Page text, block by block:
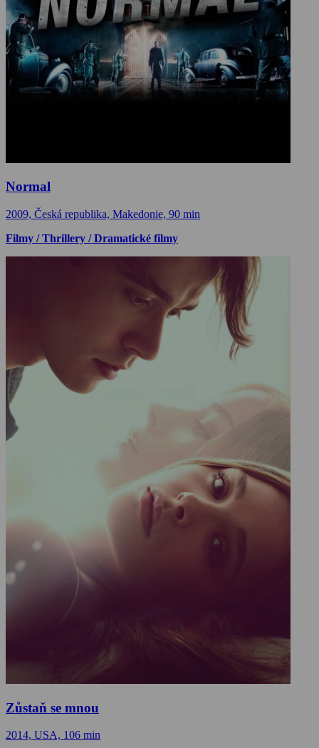
Normal
2009, Česká republika, Makedonie, 90 min
Filmy / Thrillery / Dramatické filmy
Zůstaň se mnou
2014, USA, 106 min